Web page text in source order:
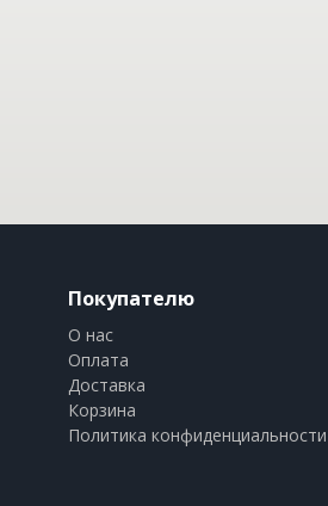
Покупателю
О нас
Оплата
Доставка
Корзина
Политика конфиденциальности